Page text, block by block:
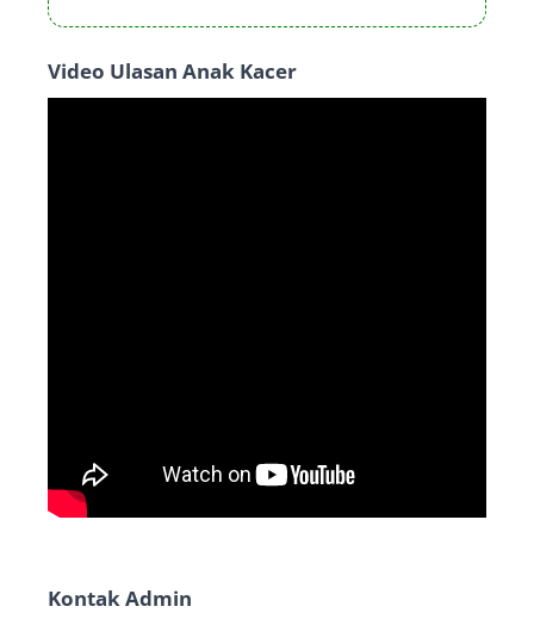
Video Ulasan Anak Kacer
Kontak Admin